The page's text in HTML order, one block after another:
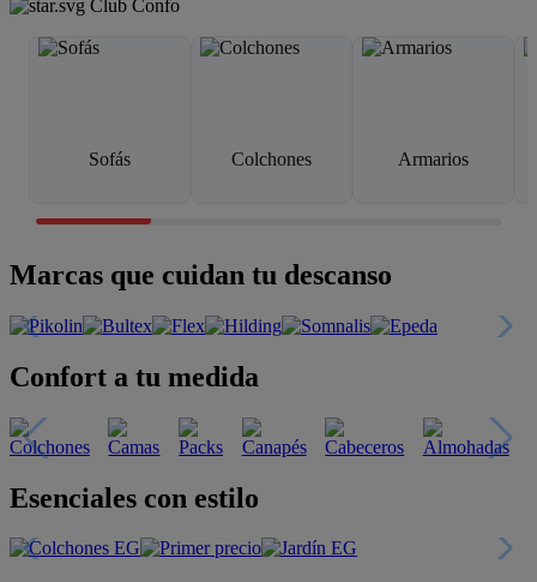
Club Confo
Sofás Colchones Armarios
Marcas que cuidan tu descanso
Confort a tu medida
Esenciales con estilo